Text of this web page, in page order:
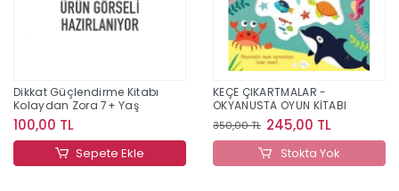
Dikkat Güçlendirme Kitabı
Kolaydan Zora 7+ Yaş
100,00 TL
Sepete Ekle
KEÇE ÇIKARTMALAR -
OKYANUSTA OYUN KİTABI
350,00 TL 245,00 TL
Stokta Yok